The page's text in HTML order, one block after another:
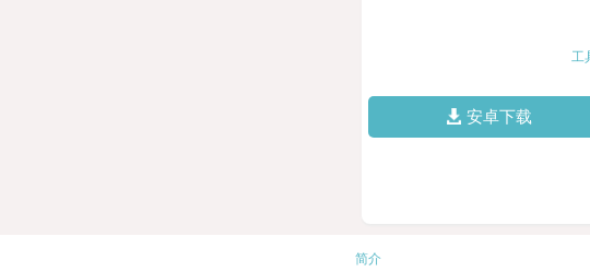
工
安卓下载
简介